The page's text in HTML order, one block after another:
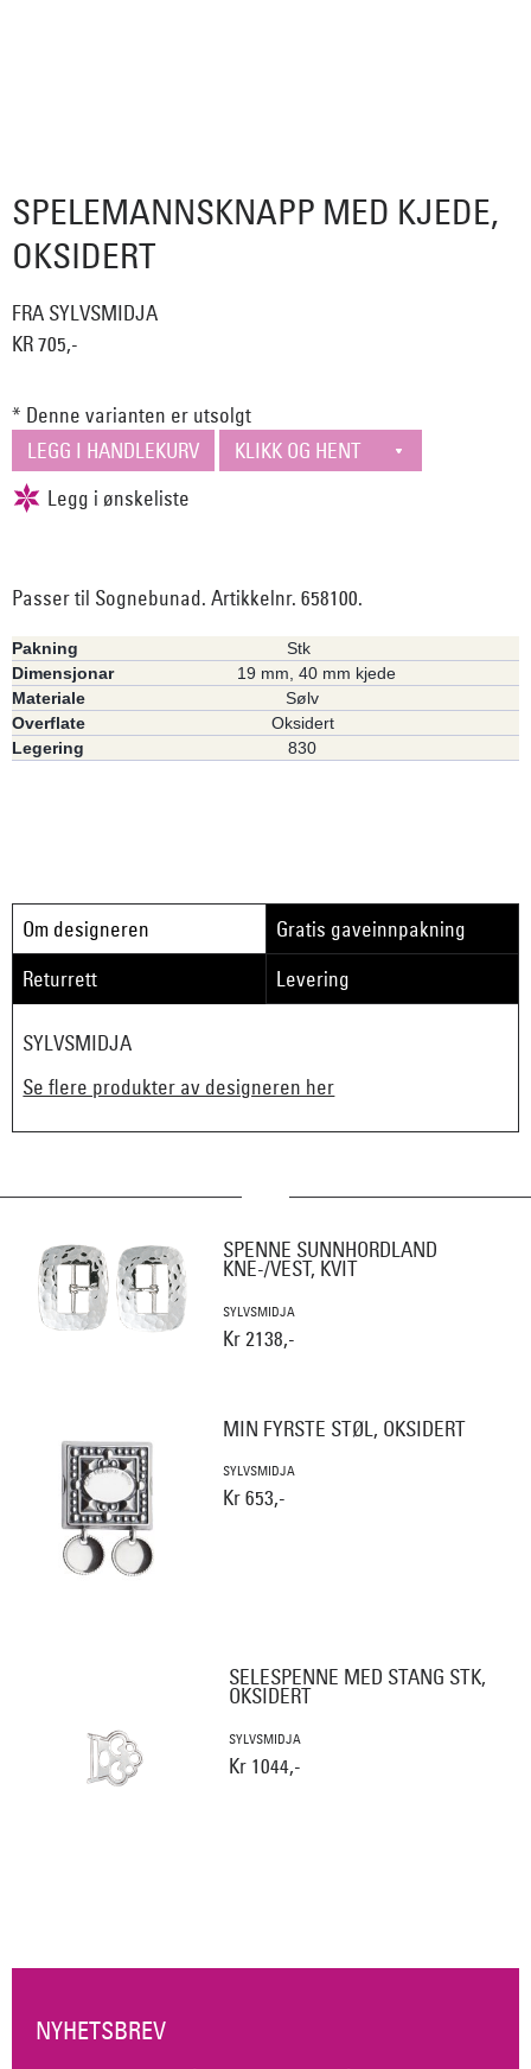
SPELEMANNSKNAPP MED KJEDE,
OKSIDERT
FRA SYLVSMIDJA
KR 705,-
* Denne varianten er utsolgt
Passer til Sognebunad. Artikkelnr. 658100.
Pakning
Stk
Dimensjonar
19 mm, 40 mm kjede
Materiale
Sølv
Overflate
Oksidert
Legering
830
Om designeren
Gratis gaveinnpakning
Returrett
Levering
SYLVSMIDJA
Se flere produkter av designeren her
SPENNE SUNNHORDLAND
KNE-/VEST, KVIT
SYLVSMIDJA
Kr 2138,-
MIN FYRSTE STØL, OKSIDERT
SYLVSMIDJA
Kr 653,-
SELESPENNE MED STANG STK,
OKSIDERT
SYLVSMIDJA
Kr 1044,-
NYHETSBREV